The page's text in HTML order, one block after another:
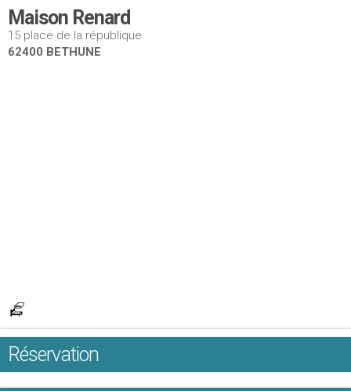
Maison Renard
15 place de la république
62400 BETHUNE
Réservation